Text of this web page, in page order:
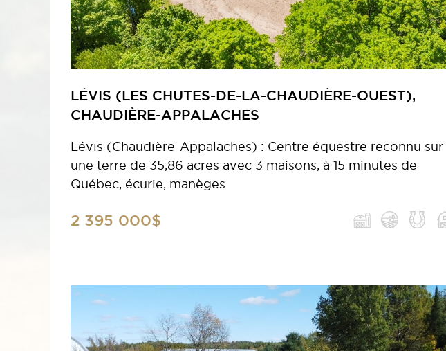
LÉVIS (LES CHUTES-DE-LA-CHAUDIÈRE-OUEST),
CHAUDIÈRE-APPALACHES
Lévis (Chaudière-Appalaches) : Centre équestre reconnu sur
une terre de 35,86 acres avec 3 maisons, à 15 minutes de
Québec, écurie, manèges
2 395 000$